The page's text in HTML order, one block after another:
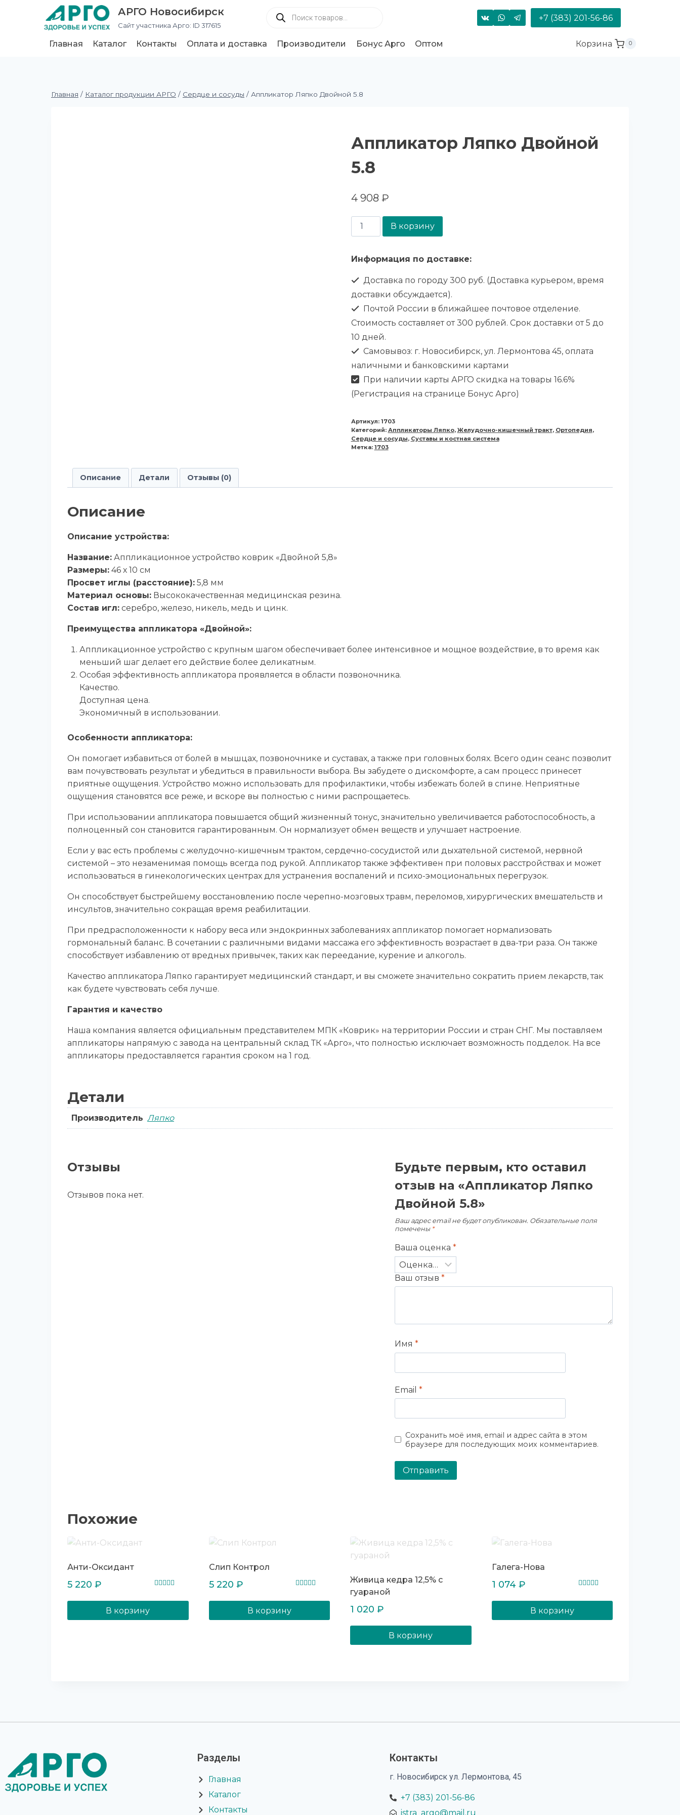
АРГО Новосибирск
Сайт участника Арго: ID 317615
+7 (383) 201-56-86
Главная Каталог Контакты Оплата и доставка Производители Бонус Арго Оптом Корзина 0
Главная / Каталог продукции АРГО / Сердце и сосуды / Аппликатор Ляпко Двойной 5.8
Аппликатор Ляпко Двойной
5.8
4 908 ₽
В корзину
Информация по доставке:
Доставка по городу 300 руб. (Доставка курьером, время
доставки обсуждается).
Почтой России в ближайшее почтовое отделение.
Стоимость составляет от 300 рублей. Срок доставки от 5 до
10 дней.
Самовывоз: г. Новосибирск, ул. Лермонтова 45, оплата
наличными и банковскими картами
При наличии карты АРГО скидка на товары 16.6%
(Регистрация на странице Бонус Арго)
Артикул: 1703
Категорий: Аппликаторы Ляпко, Желудочно-кишечный тракт, Ортопедия,
Сердце и сосуды, Суставы и костная система
Метка: 1703
Описание Детали Отзывы (0)
Описание
Описание устройства:
Название: Аппликационное устройство коврик «Двойной 5,8»
Размеры: 46 х 10 см
Просвет иглы (расстояние): 5,8 мм
Материал основы: Высококачественная медицинская резина.
Состав игл: серебро, железо, никель, медь и цинк.
Преимущества аппликатора «Двойной»:
Аппликационное устройство с крупным шагом обеспечивает более интенсивное и мощное воздействие, в то время как
меньший шаг делает его действие более деликатным.
Особая эффективность аппликатора проявляется в области позвоночника.
Качество.
Доступная цена.
Экономичный в использовании.
Особенности аппликатора:
Он помогает избавиться от болей в мышцах, позвоночнике и суставах, а также при головных болях. Всего один сеанс позволит
вам почувствовать результат и убедиться в правильности выбора. Вы забудете о дискомфорте, а сам процесс принесет
приятные ощущения. Устройство можно использовать для профилактики, чтобы избежать болей в спине. Неприятные
ощущения становятся все реже, и вскоре вы полностью с ними распрощаетесь.
При использовании аппликатора повышается общий жизненный тонус, значительно увеличивается работоспособность, а
полноценный сон становится гарантированным. Он нормализует обмен веществ и улучшает настроение.
Если у вас есть проблемы с желудочно-кишечным трактом, сердечно-сосудистой или дыхательной системой, нервной
системой – это незаменимая помощь всегда под рукой. Аппликатор также эффективен при половых расстройствах и может
использоваться в гинекологических центрах для устранения воспалений и психо-эмоциональных перегрузок.
Он способствует быстрейшему восстановлению после черепно-мозговых травм, переломов, хирургических вмешательств и
инсультов, значительно сокращая время реабилитации.
При предрасположенности к набору веса или эндокринных заболеваниях аппликатор помогает нормализовать
гормональный баланс. В сочетании с различными видами массажа его эффективность возрастает в два-три раза. Он также
способствует избавлению от вредных привычек, таких как переедание, курение и алкоголь.
Качество аппликатора Ляпко гарантирует медицинский стандарт, и вы сможете значительно сократить прием лекарств, так
как будете чувствовать себя лучше.
Гарантия и качество
Наша компания является официальным представителем МПК «Коврик» на территории России и стран СНГ. Мы поставляем
аппликаторы напрямую с завода на центральный склад ТК «Арго», что полностью исключает возможность подделок. На все
аппликаторы предоставляется гарантия сроком на 1 год.
Детали
Производитель Ляпко
Отзывы
Отзывов пока нет.
Будьте первым, кто оставил
отзыв на «Аппликатор Ляпко
Двойной 5.8»
Ваш адрес email не будет опубликован. Обязательные поля
помечены *
Ваша оценка *
Ваш отзыв *
Имя *
Email *
Сохранить моё имя, email и адрес сайта в этом
браузере для последующих моих комментариев.
Похожие
Анти-Оксидант
5.00
5 220 ₽
В корзину
Слип Контрол
5.00
5 220 ₽
В корзину
Живица кедра 12,5% с
гуараной
1 020 ₽
В корзину
Галега-Нова
5.00
1 074 ₽
В корзину
Разделы
Главная
Каталог
Контакты
Контакты
г. Новосибирск ул. Лермонтова, 45
+7 (383) 201-56-86
istra_argo@mail.ru